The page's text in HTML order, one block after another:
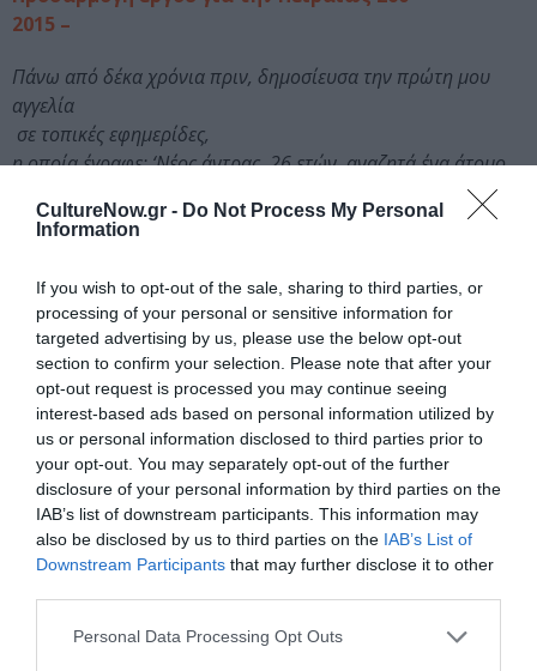
CultureNow.gr - Do Not Process My Personal
Information
If you wish to opt-out of the sale, sharing to third parties, or
processing of your personal or sensitive information for
targeted advertising by us, please use the below opt-out
section to confirm your selection. Please note that after your
opt-out request is processed you may continue seeing
interest-based ads based on personal information utilized by
us or personal information disclosed to third parties prior to
your opt-out. You may separately opt-out of the further
disclosure of your personal information by third parties on the
IAB’s list of downstream participants. This information may
also be disclosed by us to third parties on the IAB’s List of
Downstream Participants that may further disclose it to other
Personal Data Processing Opt Outs
2015 –
Πάνω από δέκα χρόνια πριν, δημοσίευσα την πρώτη μου
αγγελία
σε τοπικές εφημερίδες,
η οποία έγραφε: ‘Νέος άντρας, 26 ετών, αναζητά ένα άτομο
μαζί του περί τέχνης’,
Πράγματι, πολλοί άνθρωποι απάντησαν στην αγγελία,
όμως στην πραγματικότητα δεν συζητήσαμε ποτέ για την
τέχνη-
αυτό που ερχόταν πάντοτε στην επιφάνεια
ήταν η θέση του Άλλου.
-Bojan Stojcic
Μέσα σε ένα περιβάλλον αυξανόμενων αυταρχικών και
φασιστικών εκτροπών που παγιώνουν και
κανονικοποιούν ολοένα και περισσότερο τον
ρατσισμό, τον σεξισμό, τον αντισημιτισμό, τις
ζωντανή, πολυφωνική και προληπτική δύναμη